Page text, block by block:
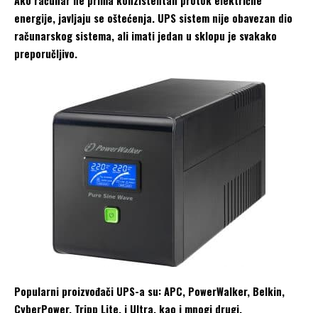
energije, javljaju se oštećenja. UPS sistem nije obavezan dio
računarskog sistema, ali imati jedan u sklopu je svakako
preporučljivo.
Popularni proizvođači UPS-a su: APC, PowerWalker, Belkin,
CyberPower, Tripp Lite, i Ultra, kao i mnogi drugi.